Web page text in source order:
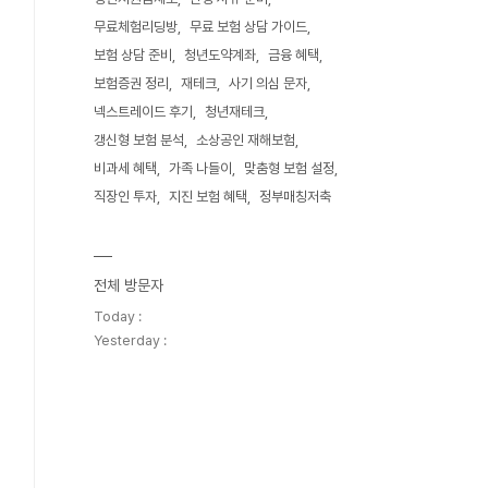
무료체험리딩방
무료 보험 상담 가이드
보험 상담 준비
청년도약계좌
금융 혜택
보험증권 정리
재테크
사기 의심 문자
넥스트레이드 후기
청년재테크
갱신형 보험 분석
소상공인 재해보험
비과세 혜택
가족 나들이
맞춤형 보험 설정
직장인 투자
지진 보험 혜택 정부매칭저축
전체 방문자
Today :
Yesterday :